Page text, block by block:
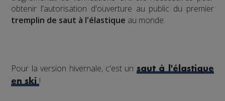
obtenir l'autorisation d'ouverture au public du premier
tremplin de saut à l'élastique au monde.
Pour la version hivernale, c'est un saut à l'élastique
en ski !